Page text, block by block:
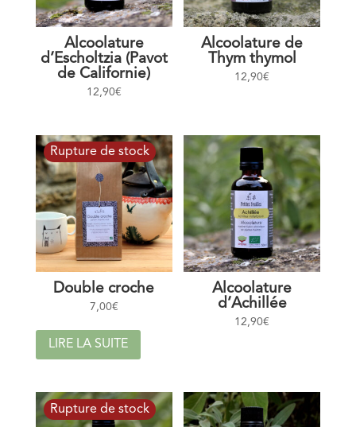
Alcoolature
d’Escholtzia (Pavot
de Californie)
12,90€
Alcoolature de
Thym thymol
12,90€
Double croche
7,00€
LIRE LA SUITE
Alcoolature
d’Achillée
12,90€